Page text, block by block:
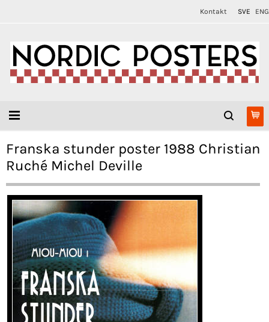
Kontakt SVE ENG
Franska stunder poster 1988 Christian
Ruché Michel Deville